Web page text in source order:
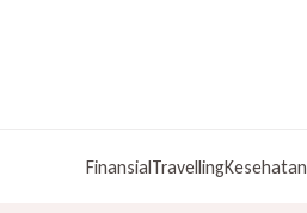
FinansialTravellingKesehatan